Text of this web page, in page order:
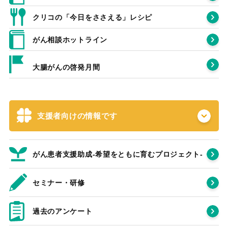
クリコの「今日をささえる」レシピ
がん相談ホットライン
大腸がんの啓発月間
支援者向けの情報です
がん患者支援助成-希望をともに育むプロジェクト‐
セミナー・研修
過去のアンケート